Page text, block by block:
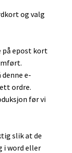
og valg
på epost kort
e-
ordre.
før vi
slik at de
i word eller